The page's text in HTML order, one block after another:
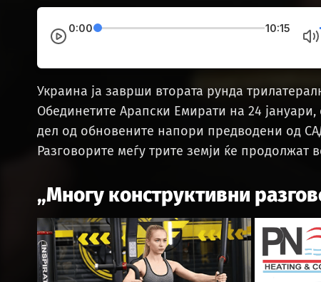
0:00 10:15
Украина ја заврши втората рунда
Обединетите Арапски Емирати на 24
дел од обновените напори предводени од
Разговорите меѓу трите земји ќе продолжат
„Многу конструктивни